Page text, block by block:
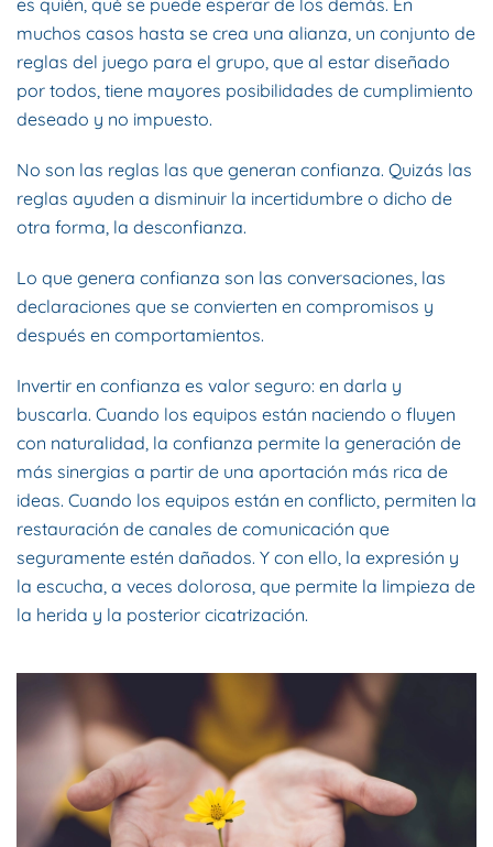
es quién, qué se puede esperar de los demás. En
muchos casos hasta se crea una alianza, un conjunto de
reglas del juego para el grupo, que al estar diseñado
por todos, tiene mayores posibilidades de cumplimiento
deseado y no impuesto.
No son las reglas las que generan confianza. Quizás las
reglas ayuden a disminuir la incertidumbre o dicho de
otra forma, la desconfianza.
Lo que genera confianza son las conversaciones, las
declaraciones que se convierten en compromisos y
después en comportamientos.
Invertir en confianza es valor seguro: en darla y
buscarla. Cuando los equipos están naciendo o fluyen
con naturalidad, la confianza permite la generación de
más sinergias a partir de una aportación más rica de
ideas. Cuando los equipos están en conflicto, permiten la
restauración de canales de comunicación que
seguramente estén dañados. Y con ello, la expresión y
la escucha, a veces dolorosa, que permite la limpieza de
la herida y la posterior cicatrización.